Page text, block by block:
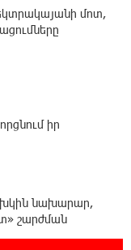
մոտ,
իր
նախարար,
շարժման